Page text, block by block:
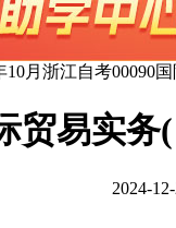
10月浙江自考00090
贸易实务
2024-